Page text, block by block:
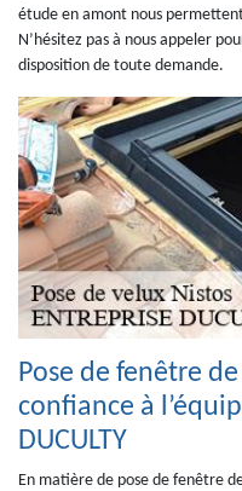
étude en amont nous
N’hésitez pas à nous appeler
disposition de toute demande.
Pose de fenêtre
confiance à
DUCULTY
En matière de pose de fenêtre